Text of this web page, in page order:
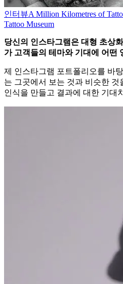
인터뷰A Million Kilometres of
Tattoo Museum
당신의 인스타그램은 대형 초상
가 고객들의 테마와 기대에 어떤
제 인스타그램 포트폴리오를 바
는 그곳에서 보는 것과 비슷한
인식을 만들고 결과에 대한 기대